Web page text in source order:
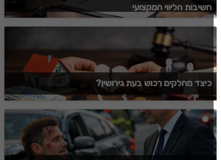
חשיבות הליווי המקצועי
כיצד מחלקים רכוש בעת גירושין?